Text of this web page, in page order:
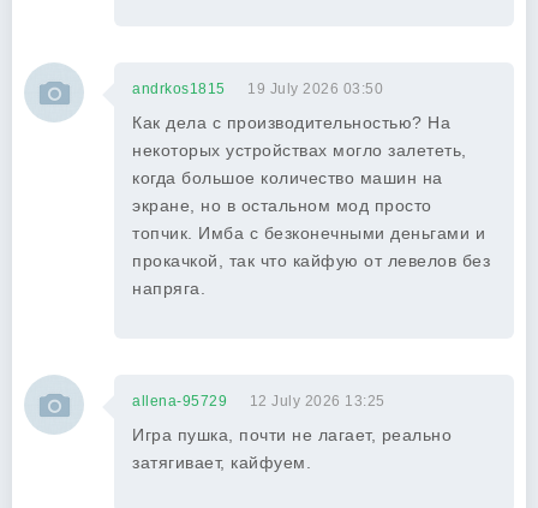
andrkos1815 19 July 2026 03:50
Как дела с производительностью? На
некоторых устройствах могло залететь,
когда большое количество машин на
экране, но в остальном мод просто
топчик. Имба с безконечными деньгами и
прокачкой, так что кайфую от левелов без
напряга.
allena-95729 12 July 2026 13:25
Игра пушка, почти не лагает, реально
затягивает, кайфуем.